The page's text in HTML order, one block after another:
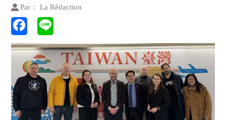
Par： La Rédaction